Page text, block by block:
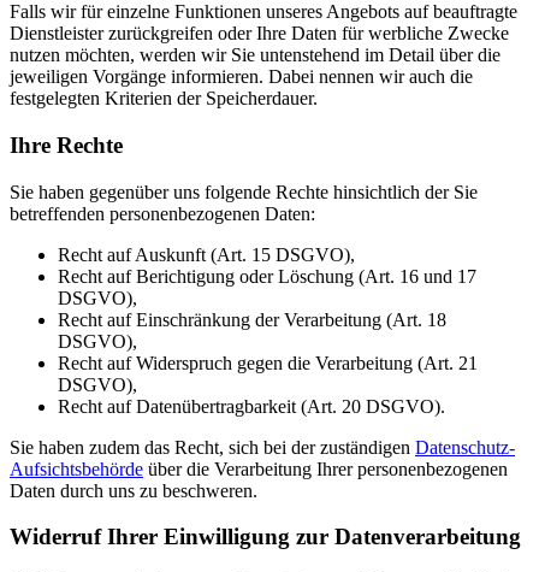
Falls wir für einzelne Funktionen unseres Angebots auf beauftragte
Dienstleister zurückgreifen oder Ihre Daten für werbliche Zwecke
nutzen möchten, werden wir Sie untenstehend im Detail über die
jeweiligen Vorgänge informieren. Dabei nennen wir auch die
festgelegten Kriterien der Speicherdauer.
Ihre Rechte
Sie haben gegenüber uns folgende Rechte hinsichtlich der Sie
betreffenden personenbezogenen Daten:
Recht auf Auskunft (Art. 15 DSGVO),
Recht auf Berichtigung oder Löschung (Art. 16 und 17
DSGVO),
Recht auf Einschränkung der Verarbeitung (Art. 18
DSGVO),
Recht auf Widerspruch gegen die Verarbeitung (Art. 21
DSGVO),
Recht auf Datenübertragbarkeit (Art. 20 DSGVO).
Sie haben zudem das Recht, sich bei der zuständigen Datenschutz-
Aufsichtsbehörde über die Verarbeitung Ihrer personenbezogenen
Daten durch uns zu beschweren.
Widerruf Ihrer Einwilligung zur Datenverarbeitung